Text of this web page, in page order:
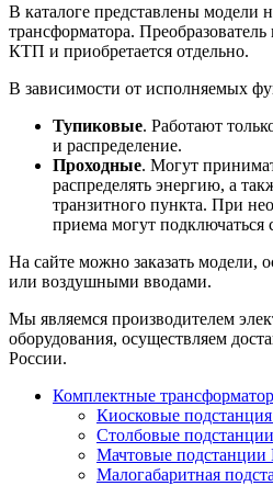
В каталоге представлены модели
трансформатора.
КТП и приобретается отдельно.
В зависимости от исполняемых
Тупиковые. Работают
и распределение.
Проходные. Могут
распределять энергию, а
транзитного пункта. При
приема могут подключаться
На сайте можно заказать модели,
или воздушными вводами.
Мы являемся производителем
оборудования, осуществляем
России.
Комплектные
Киосковые
Столбовые
Мачтовые
Малогабаритная